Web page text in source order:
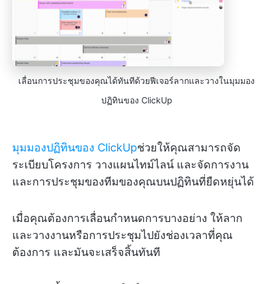
เลื่อนการประชุมของคุณได้ทันทีด้วยฟีเจอร์ลากและวางในมุมมอง
ปฏิทินของ ClickUp
มุมมองปฏิทินของ ClickUpช่วยให้คุณสามารถจัด
ระเบียบโครงการ วางแผนไทม์ไลน์ และจัดการงาน
และการประชุมของทีมของคุณบนปฏิทินที่ยืดหยุ่นได้
เมื่อคุณต้องการเลื่อนกำหนดการบางอย่าง ให้ลาก
และวางงานหรือการประชุมไปยังช่องเวลาที่คุณ
ต้องการ และมันจะเสร็จสิ้นทันที